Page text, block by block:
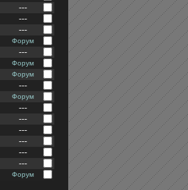
---
---
---
Форум
---
Форум
Форум
---
Форум
---
---
---
---
---
---
Форум